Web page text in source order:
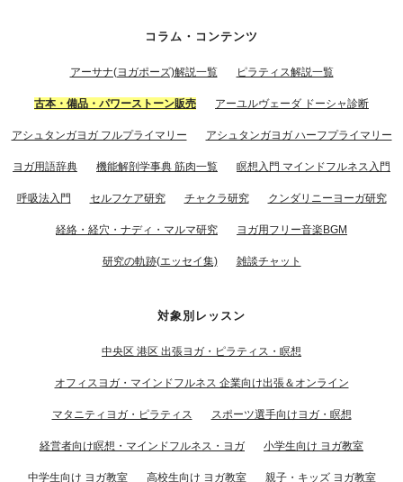
コラム・コンテンツ
アーサナ(ヨガポーズ)解説一覧 ピラティス解説一覧
古本・備品・パワーストーン販売 アーユルヴェーダ ドーシャ診断
アシュタンガヨガ フルプライマリー アシュタンガヨガ ハーフプライマリー
ヨガ用語辞典 機能解剖学事典 筋肉一覧 瞑想入門 マインドフルネス入門
呼吸法入門 セルフケア研究 チャクラ研究 クンダリニーヨーガ研究
経絡・経穴・ナディ・マルマ研究 ヨガ用フリー音楽BGM
研究の軌跡(エッセイ集) 雑談チャット
対象別レッスン
中央区 港区 出張ヨガ・ピラティス・瞑想
オフィスヨガ・マインドフルネス 企業向け出張＆オンライン
マタニティヨガ・ピラティス スポーツ選手向けヨガ・瞑想
経営者向け瞑想・マインドフルネス・ヨガ 小学生向け ヨガ教室
中学生向け ヨガ教室 高校生向け ヨガ教室 親子・キッズ ヨガ教室